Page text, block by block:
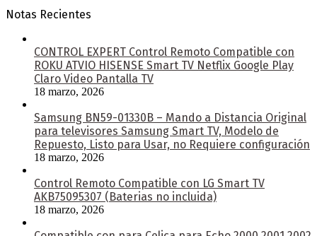
Notas Recientes
CONTROL EXPERT Control Remoto Compatible con
ROKU ATVIO HISENSE Smart TV Netflix Google Play
Claro Video Pantalla TV
18 marzo, 2026
Samsung BN59-01330B – Mando a Distancia Original
para televisores Samsung Smart TV, Modelo de
Repuesto, Listo para Usar, no Requiere configuración
18 marzo, 2026
Control Remoto Compatible con LG Smart TV
AKB75095307 (Baterias no incluida)
18 marzo, 2026